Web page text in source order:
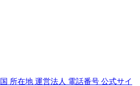
所在地 運営法人 電話番号 公式サイ